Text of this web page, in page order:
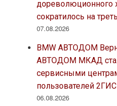
дореволюционного
сократилось на треть
07.08.2026
BMW АВТОДОМ
АВТОДОМ МКАД
сервисными
пользователей 2ГИС
06.08.2026